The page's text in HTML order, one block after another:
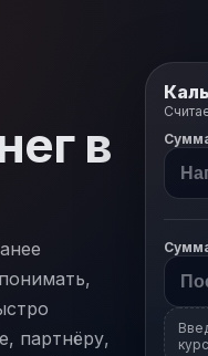
в
партнёру,